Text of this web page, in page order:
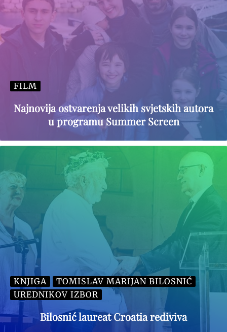
FILM
Najnovija ostvarenja velikih svjetskih autora
u programu Summer Screen
KNJIGA
TOMISLAV MARIJAN BILOSNIĆ
UREDNIKOV IZBOR
Bilosnić laureat Croatia rediviva